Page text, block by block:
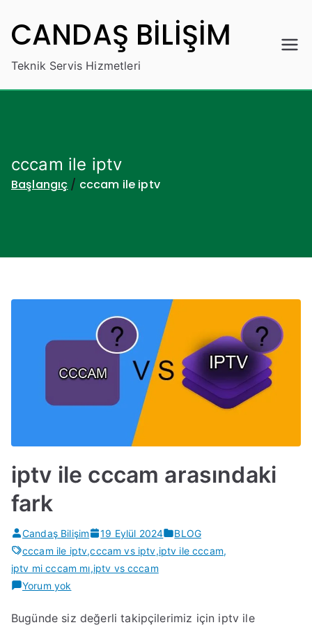
geçCANDAŞ BİLİŞİM
Teknik Servis Hizmetleri
cccam ile iptv
Başlangıç cccam ile iptv
iptv ile cccam arasındaki
fark
Candaş Bilişim 19 Eylül 2024
BLOG
cccam ile iptv,cccam vs iptv,iptv ile cccam,
iptv mi cccam mı,iptv vs cccam
Yorum yok
cccam
Bugünde siz değerli takipçilerimiz için iptv ile